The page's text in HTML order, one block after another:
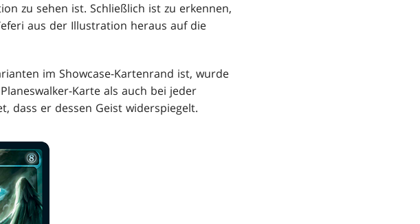
zu sehen ist. Schließlich ist zu erkennen,
aus der Illustration heraus auf die
im Showcase-Kartenrand ist, wurde
Karte als auch bei jeder
dass er dessen Geist widerspiegelt.